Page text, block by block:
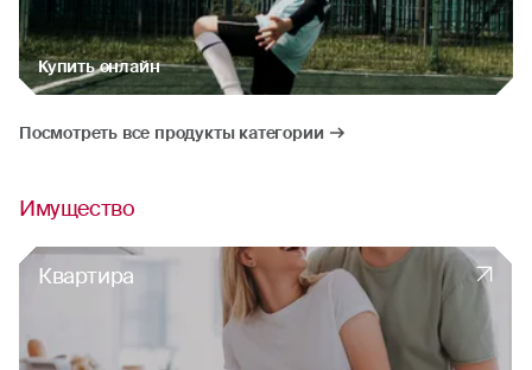
Купить онлайн
Посмотреть все продукты категории
Имущество
Квартира